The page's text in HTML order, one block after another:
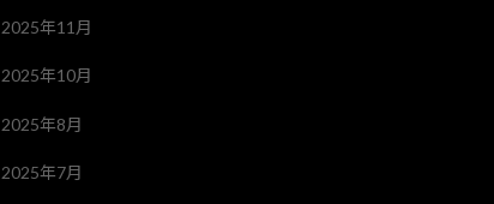
2025年11月
2025年10月
2025年8月
2025年7月